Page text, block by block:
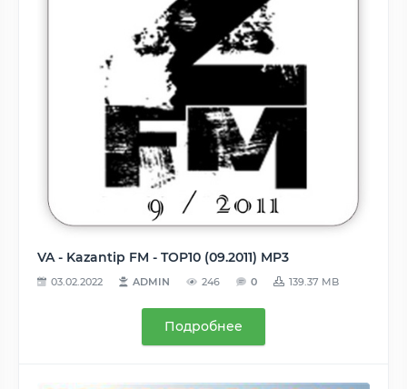
VA - Kazantip FM - TOP10 (09.2011) MP3
03.02.2022 ADMIN 246 0 139.37 MB
Подробнее